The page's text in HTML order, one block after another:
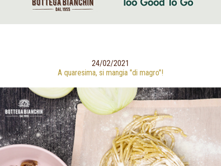
24/02/2021
A quaresima, si mangia "di magro"!